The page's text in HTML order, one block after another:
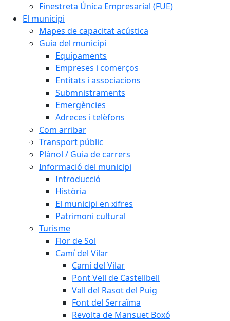
Finestreta Única Empresarial (FUE)
El municipi
Mapes de capacitat acústica
Guia del municipi
Equipaments
Empreses i comerços
Entitats i associacions
Submnistraments
Emergències
Adreces i telèfons
Com arribar
Transport públic
Plànol / Guia de carrers
Informació del municipi
Introducció
Història
El municipi en xifres
Patrimoni cultural
Turisme
Flor de Sol
Camí del Vilar
Camí del Vilar
Pont Vell de Castellbell
Vall del Rasot del Puig
Font del Serraïma
Revolta de Mansuet Boxó